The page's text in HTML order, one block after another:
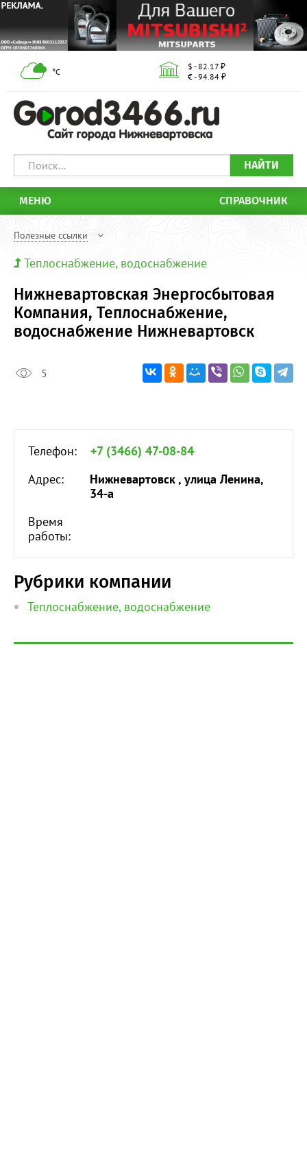
°С
$ - 82.17 ₽
€ - 94.84 ₽
НАЙТИ
МЕНЮ СПРАВОЧНИК
Полезные ссылки
Теплоснабжение, водоснабжение
Нижневартовская Энергосбытовая
Компания, Теплоснабжение,
водоснабжение Нижневартовск
5
Телефон:
+7 (3466) 47-08-84
Адрес:
Нижневартовск , улица Ленина,
34-а
Время
работы:
Рубрики компании
Теплоснабжение, водоснабжение